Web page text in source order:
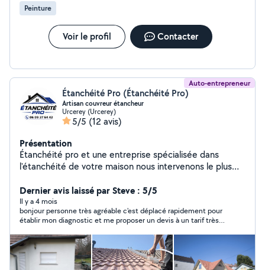
Peinture
Voir le profil Contacter
Auto-entrepreneur
Étanchéité Pro (Étanchéité Pro)
Artisan couvreur étancheur
Urcerey (Urcerey)
5/5 (12 avis)
Présentation
Étanchéité pro et une entreprise spécialisée dans
l'étanchéité de votre maison nous intervenons le plus
imperméabilisation de vos tuiles et mise en peinture
revet-gum 400% d'élasticité nous faisons aussi de la
rénovation de façade et d'intérieur de votre maison
Dernier avis laissé par Steve : 5/5
Il y a 4 mois
bonjour personne très agréable c'est déplacé rapidement pour
établir mon diagnostic et me proposer un devis à un tarif très